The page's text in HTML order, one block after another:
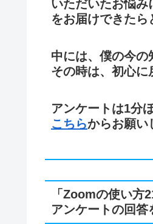
いただいたお悩み
をお届けできたら
中には、僕の今の
その時は、初心に
アンケートは1分
こちらからお願い
「Zoomの使い方
アンケートの回